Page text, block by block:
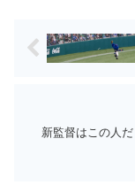
新監督はこの人